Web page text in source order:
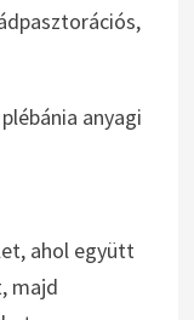
anyagi
ahol együtt
majd